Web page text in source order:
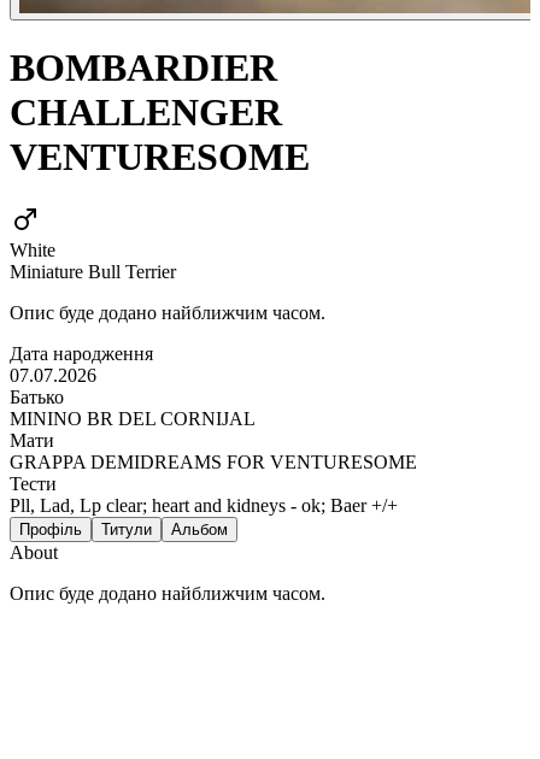
BOMBARDIER
CHALLENGER
VENTURESOME
White
Miniature Bull Terrier
Опис буде додано найближчим часом.
Дата народження
07.07.2026
Батько
MININO BR DEL CORNIJAL
Мати
GRAPPA DEMIDREAMS FOR VENTURESOME
Тести
Pll, Lad, Lp clear; heart and kidneys - ok; Baer +/+
Профіль Титули Альбом
About
Опис буде додано найближчим часом.